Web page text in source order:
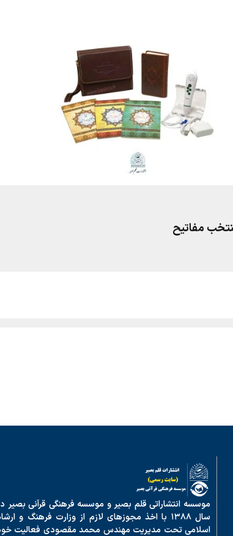
موسسه انتشاراتی قلم بصیر و موسسه فرهنگی قرآنی بصیر
سال ۱۳۸۸ با اخذ مجوزهای لازم از وزارت فرهنگ و
اسلامی تحت مدیریت مهندس محمد مقصودی فعالیت